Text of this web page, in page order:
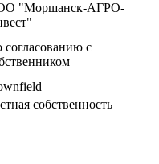
"Моршанск-АГРО-
согласованию с
собственность